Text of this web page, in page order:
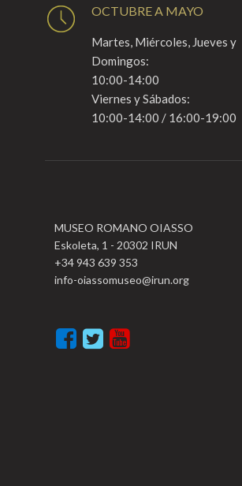
OCTUBRE A MAYO
Martes, Miércoles, Jueves y
Domingos:
10:00-14:00
Viernes y Sábados:
10:00-14:00 / 16:00-19:00
MUSEO ROMANO OIASSO
Eskoleta, 1 - 20302 IRUN
+34 943 639 353
info-oiassomuseo@irun.org